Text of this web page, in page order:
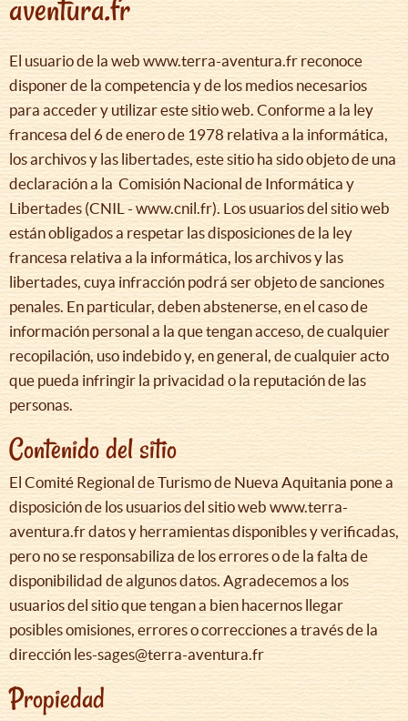
aventura.fr
El usuario de la web www.terra-aventura.fr reconoce
disponer de la competencia y de los medios necesarios
para acceder y utilizar este sitio web. Conforme a la ley
francesa del 6 de enero de 1978 relativa a la informática,
los archivos y las libertades, este sitio ha sido objeto de una
declaración a la Comisión Nacional de Informática y
Libertades (CNIL - www.cnil.fr). Los usuarios del sitio web
están obligados a respetar las disposiciones de la ley
francesa relativa a la informática, los archivos y las
libertades, cuya infracción podrá ser objeto de sanciones
penales. En particular, deben abstenerse, en el caso de
información personal a la que tengan acceso, de cualquier
recopilación, uso indebido y, en general, de cualquier acto
que pueda infringir la privacidad o la reputación de las
personas.
Contenido del sitio
El Comité Regional de Turismo de Nueva Aquitania pone a
disposición de los usuarios del sitio web www.terra-
aventura.fr datos y herramientas disponibles y verificadas,
pero no se responsabiliza de los errores o de la falta de
disponibilidad de algunos datos. Agradecemos a los
usuarios del sitio que tengan a bien hacernos llegar
posibles omisiones, errores o correcciones a través de la
dirección les-sages@terra-aventura.fr
Propiedad